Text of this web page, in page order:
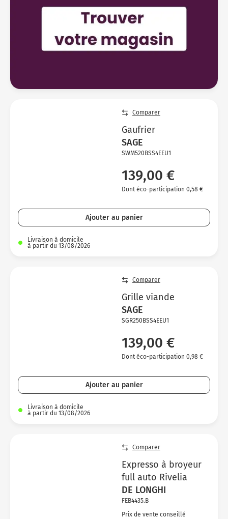
Comparer
Gaufrier
SAGE
SWM520BSS4EEU1
139,00 €
Dont éco-participation 0,58 €
Ajouter au panier
Livraison à domicile
à partir du 13/08/2026
Comparer
Grille viande
SAGE
SGR250BSS4EEU1
139,00 €
Dont éco-participation 0,98 €
Ajouter au panier
Livraison à domicile
à partir du 13/08/2026
Comparer
Expresso à broyeur
full auto Rivelia
DE LONGHI
FEB4435.B
Prix de vente conseillé